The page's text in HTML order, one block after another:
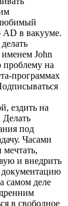
AD в вакууме.
John
проблему на
программах
ездить на
под
Часами
и внедрить
документацию
самом деле
в свободное